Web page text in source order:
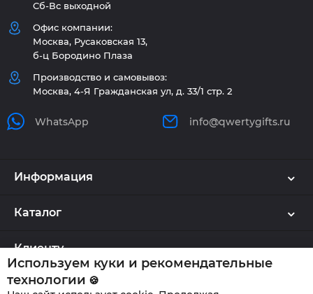
Сб-Вс выходной
Офис компании:
Москва, Русаковская 13,
б-ц Бородино Плаза
Производство и самовывоз:
Москва, 4-Я Гражданская ул, д. 33/1 стр. 2
WhatsApp info@qwertygifts.ru
Информация
Каталог
Клиенту
Используем куки и рекомендательные
технологии 🍪